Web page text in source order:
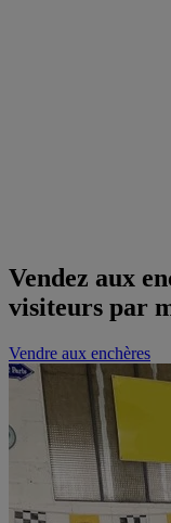
Vendez aux
visiteurs par
Vendre aux enchères